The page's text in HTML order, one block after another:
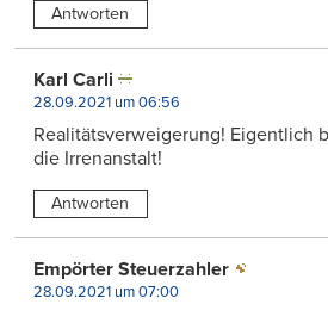
Antworten
Karl Carli
28.09.2021 um 06:56
Realitätsverweigerung! Eigentlich
die Irrenanstalt!
Antworten
Empörter Steuerzahler
28.09.2021 um 07:00